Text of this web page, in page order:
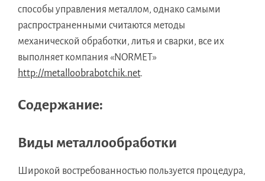
способы управления металлом, однако самыми
распространенными считаются методы
механической обработки, литья и сварки, все их
выполняет компания «NORMET»
http://metalloobrabotchik.net.
Содержание:
Виды металлообработки
Широкой востребованностью пользуется процедура,